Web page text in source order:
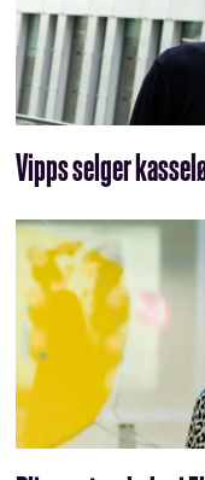
Vipps selger